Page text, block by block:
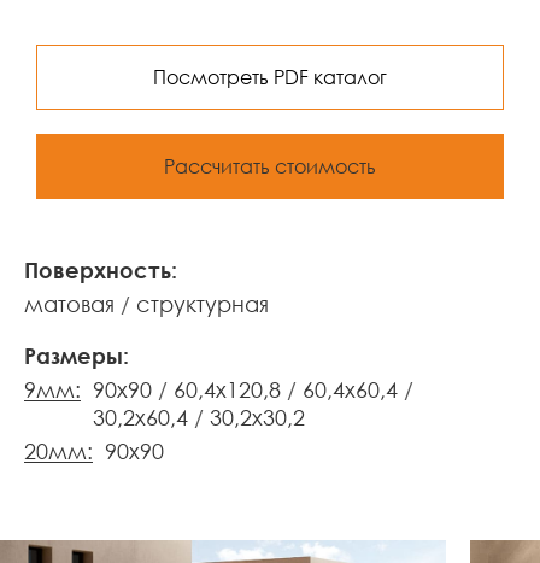
Посмотреть PDF каталог
Рассчитать стоимость
Поверхность:
матовая
структурная
Размеры:
9мм: 90x90 60,4x120,8
60,4x60,4
30,2x60,4
30,2x30,2
20мм: 90x90